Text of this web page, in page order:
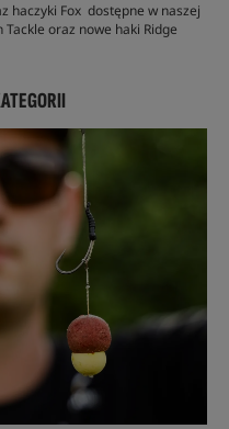
haczyki Fox dostępne w naszej
oraz nowe haki Ridge